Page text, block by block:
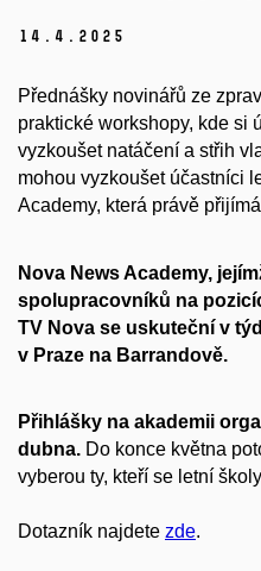
14. 4. 2025
Přednášky novinářů ze
praktické workshopy, kde si
vyzkoušet natáčení a střih
mohou vyzkoušet účastníci
Academy, která právě
Nova News Academy,
spolupracovníků na
TV Nova se uskuteční v
v Praze na Barrandově.
Přihlášky na akademii
dubna. Do konce května
vyberou ty, kteří se letní
Dotazník najdete zde.